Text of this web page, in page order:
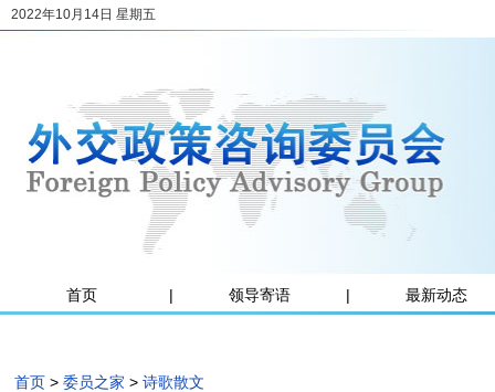
2022年10月14日 星期五
首页 | 领导寄语 | 最新动态
首页 > 委员之家 > 诗歌散文